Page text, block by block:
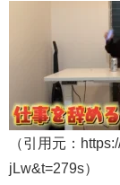
（引用元：
jLw&t=279s）